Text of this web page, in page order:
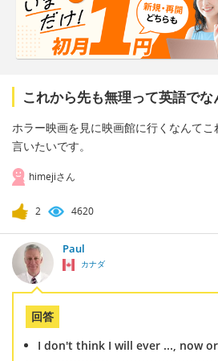
これから先も無理って英語でな
ホラー映画を見に映画館に行くなんてこ
言いたいです。
himejiさん
2 4620
Paul
カナダ
回答
I don't think I will ever ..., now